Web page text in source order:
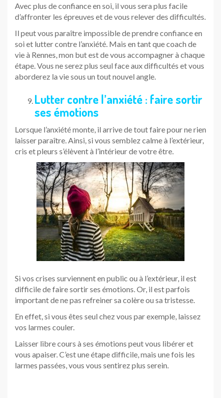
Avec plus de confiance en soi, il vous sera plus facile
d’affronter les épreuves et de vous relever des difficultés.
Il peut vous paraître impossible de prendre confiance en
soi et lutter contre l’anxiété. Mais en tant que coach de
vie à Rennes, mon but est de vous accompagner à chaque
étape. Vous ne serez plus seul face aux difficultés et vous
aborderez la vie sous un tout nouvel angle.
Lutter contre l’anxiété : faire sortir
ses émotions
Lorsque l’anxiété monte, il arrive de tout faire pour ne rien
laisser paraître. Ainsi, si vous semblez calme à l’extérieur,
cris et pleurs s’élèvent à l’intérieur de votre être.
Si vos crises surviennent en public ou à l’extérieur, il est
difficile de faire sortir ses émotions. Or, il est parfois
important de ne pas refreiner sa colère ou sa tristesse.
En effet, si vous êtes seul chez vous par exemple, laissez
vos larmes couler.
Laisser libre cours à ses émotions peut vous libérer et
vous apaiser. C’est une étape difficile, mais une fois les
larmes passées, vous vous sentirez plus serein.